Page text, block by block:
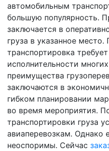
автомобильным
большую популярность.
заключается в
груза в указанное место.
транспортировка
исполнительности
преимущества
заключаются в
гибком планировании
во время мероприятия.
транспортировки груза
авиаперевозкам. Однако
неоспоримы. Сейчас